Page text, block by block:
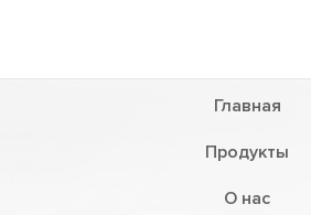
Главная
Продукты
О нас